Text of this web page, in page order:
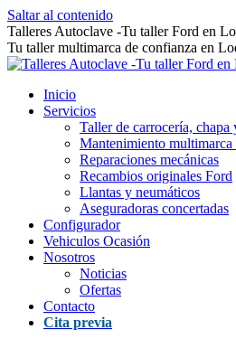
Saltar al contenido
Talleres Autoclave -Tu taller Ford en
Tu taller multimarca de confianza en
Inicio
Servicios
Taller de carrocería, chapa
Mantenimiento multimarca
Reparaciones mecánicas
Recambios originales Ford
Llantas y neumáticos
Aseguradoras concertadas
Configurador
Vehiculos Ocasión
Nosotros
Noticias
Ofertas
Contacto
Cita previa